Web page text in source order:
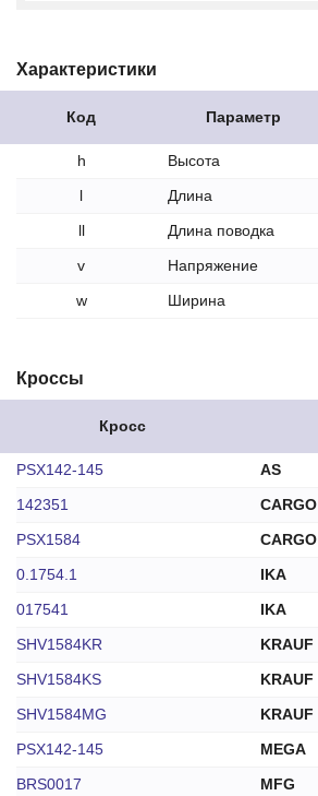
Характеристики
Код Параметр
h Высота
l
Длина
ll
Длина поводка
v
Напряжение
w
Ширина
Кроссы
Кросс
PSX142-145
AS
142351
CARGO
PSX1584
CARGO
0.1754.1
IKA
017541
IKA
SHV1584KR
KRAUF
SHV1584KS
KRAUF
SHV1584MG
KRAUF
PSX142-145
MEGA
BRS0017
MFG